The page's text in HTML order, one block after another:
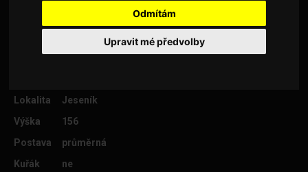
Odmítám
Upravit mé předvolby
Lokalita
Jeseník
Výška
156
Postava
průměrná
Kuřák
ne